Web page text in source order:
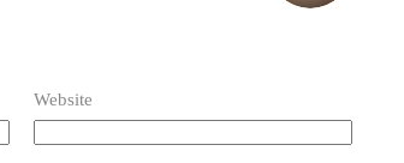
Website